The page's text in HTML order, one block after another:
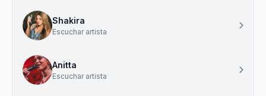
Shakira
Escuchar artista
Anitta
Escuchar artista